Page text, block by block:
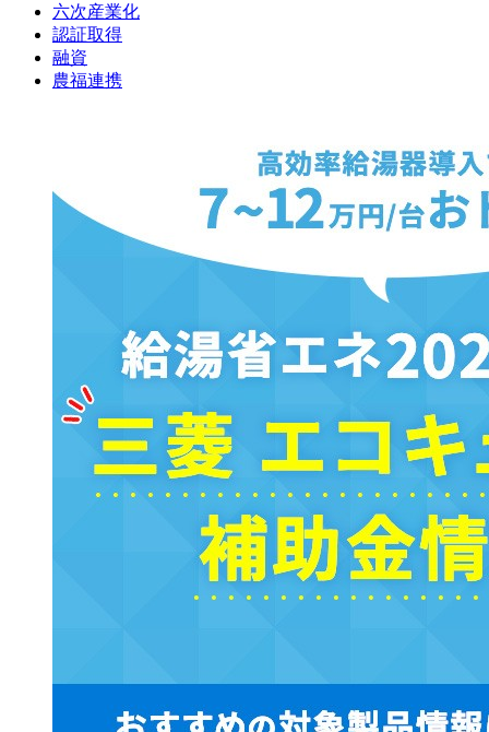
六次産業化
認証取得
融資
農福連携